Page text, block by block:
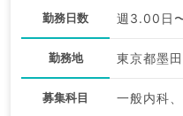
勤務日数 週3.00日
勤務地 東京都墨
募集科目 一般内科